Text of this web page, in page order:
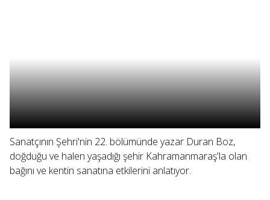
Sanatçının Şehri'nin 22. bölümünde yazar Duran Boz,
doğduğu ve halen yaşadığı şehir Kahramanmaraş'la olan
bağını ve kentin sanatına etkilerini anlatıyor.